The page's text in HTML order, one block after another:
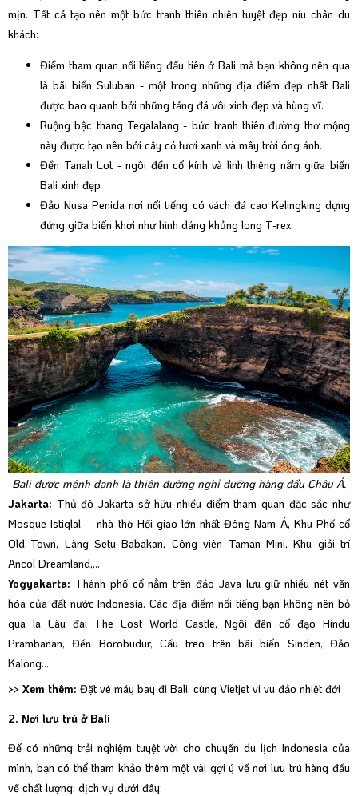
mịn. Tất cả tạo nên một bức tranh thiên nhiên tuyệt đẹp níu chân du
khách:
Điểm tham quan nổi tiếng đầu tiên ở Bali mà bạn không nên qua
là bãi biển Suluban - một trong những địa điểm đẹp nhất Bali
được bao quanh bởi những tảng đá vôi xinh đẹp và hùng vĩ.
Ruộng bậc thang Tegalalang - bức tranh thiên đường thơ mộng
này được tạo nên bởi cây cỏ tươi xanh và mây trời óng ánh.
Đền Tanah Lot - ngôi đền cổ kính và linh thiêng nằm giữa biển
Bali xinh đẹp.
Đảo Nusa Penida nơi nổi tiếng có vách đá cao Kelingking dựng
đứng giữa biển khơi như hình dáng khủng long T-rex.
Bali được mệnh danh là thiên đường nghỉ dưỡng hàng đầu Châu Á.
Jakarta: Thủ đô Jakarta sở hữu nhiều điểm tham quan đặc sắc như
Mosque Istiqlal – nhà thờ Hồi giáo lớn nhất Đông Nam Á, Khu Phố cổ
Old Town, Làng Setu Babakan, Công viên Taman Mini, Khu giải trí
Ancol Dreamland,…
Yogyakarta: Thành phố cổ nằm trên đảo Java lưu giữ nhiều nét văn
hóa của đất nước Indonesia. Các địa điểm nổi tiếng bạn không nên bỏ
qua là Lâu đài The Lost World Castle, Ngôi đền cổ đạo Hindu
Prambanan, Đền Borobudur, Cầu treo trên bãi biển Sinden, Đảo
Kalong…
>> Xem thêm: Đặt vé máy bay đi Bali, cùng Vietjet vi vu đảo nhiệt đới
2. Nơi lưu trú ở Bali
Để có những trải nghiệm tuyệt vời cho chuyến du lịch Indonesia của
mình, bạn có thể tham khảo thêm một vài gợi ý về nơi lưu trú hàng đầu
về chất lượng, dịch vụ dưới đây: